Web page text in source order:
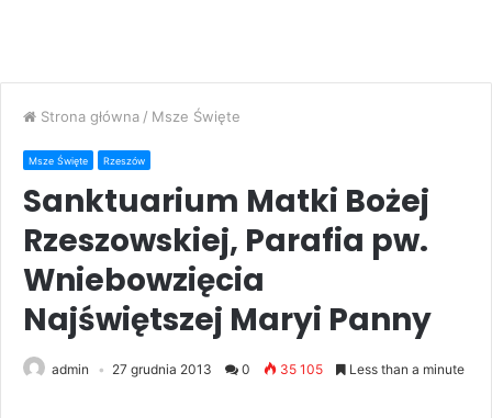
Strona główna / Msze Święte
Msze Święte Rzeszów
Sanktuarium Matki Bożej
Rzeszowskiej, Parafia pw.
Wniebowzięcia
Najświętszej Maryi Panny
admin 27 grudnia 2013 0 35 105 Less than a minute